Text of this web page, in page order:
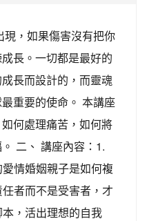
，如果傷害沒有把你
長。一切都是最好的
長而設計的，而靈魂
重要的使命。 本講座
何處理痛苦，如何將
二、 講座內容：1.
情婚姻親子是如何複
者而不是受害者，才
，活出理想的自我